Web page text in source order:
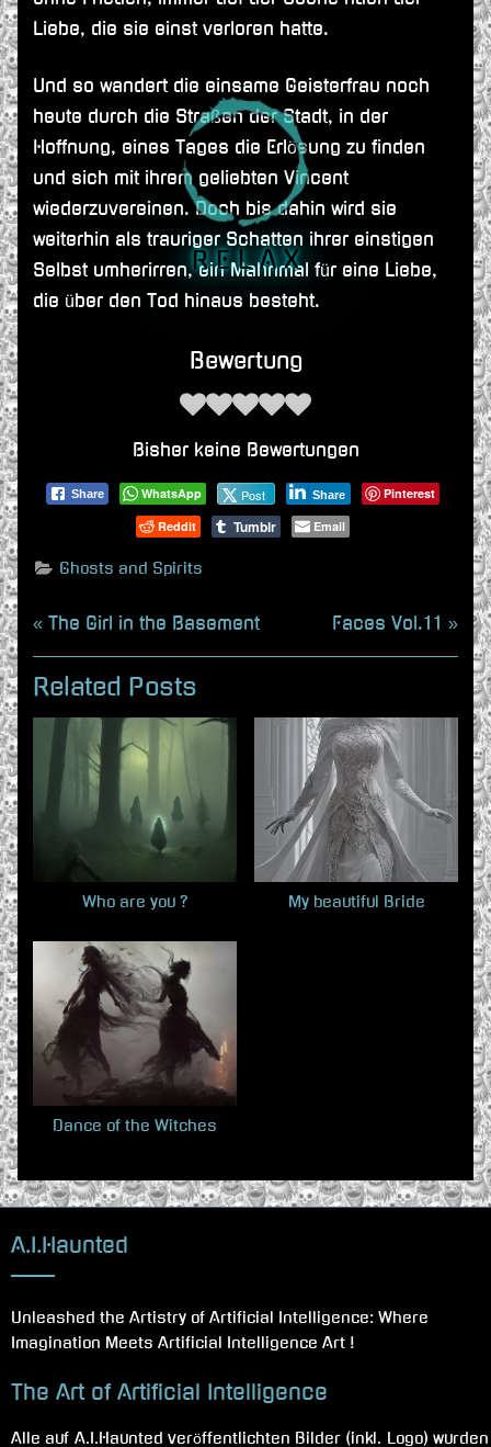
R E L A X
Liebe, die sie einst verloren hatte.
Und so wandert die einsame Geisterfrau noch
heute durch die Straßen der Stadt, in der
Hoffnung, eines Tages die Erlösung zu finden
und sich mit ihrem geliebten Vincent
wiederzuvereinen. Doch bis dahin wird sie
weiterhin als trauriger Schatten ihrer einstigen
Selbst umherirren, ein Mahnmal für eine Liebe,
die über den Tod hinaus besteht.
Bewertung
Bisher keine Bewertungen
Share WhatsApp Post Share
Pinterest
Reddit
Tumblr Email
Ghosts and Spirits
Beitragsnavigation
P
r
e
v
The Girl in the Basement
N
e
t
P
o
s
t
:
Faces Vol.11
Related Posts
Who are you ? My beautiful Bride
Dance of the Witches
A.I.Haunted
Unleashed the Artistry of Artificial Intelligence: Where
Imagination Meets Artificial Intelligence Art !
The Art of Artificial Intelligence
Alle auf A.I.Haunted veröffentlichten Bilder (inkl. Logo) wurden